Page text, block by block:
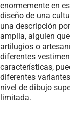
enormemente en
diseño de una
una descripción
amplia, alguien
artilugios o
diferentes
características,
diferentes
nivel de dibujo
limitada.